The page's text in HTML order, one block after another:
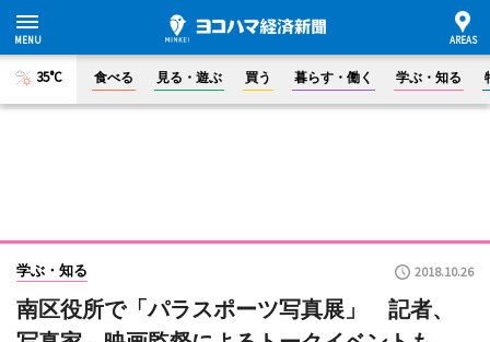
35°C 食べる 見る・遊ぶ 買う 暮らす・働く 学ぶ・知る
学ぶ・知る 2018.10.26
南区役所で「パラスポーツ写真展」 記者、